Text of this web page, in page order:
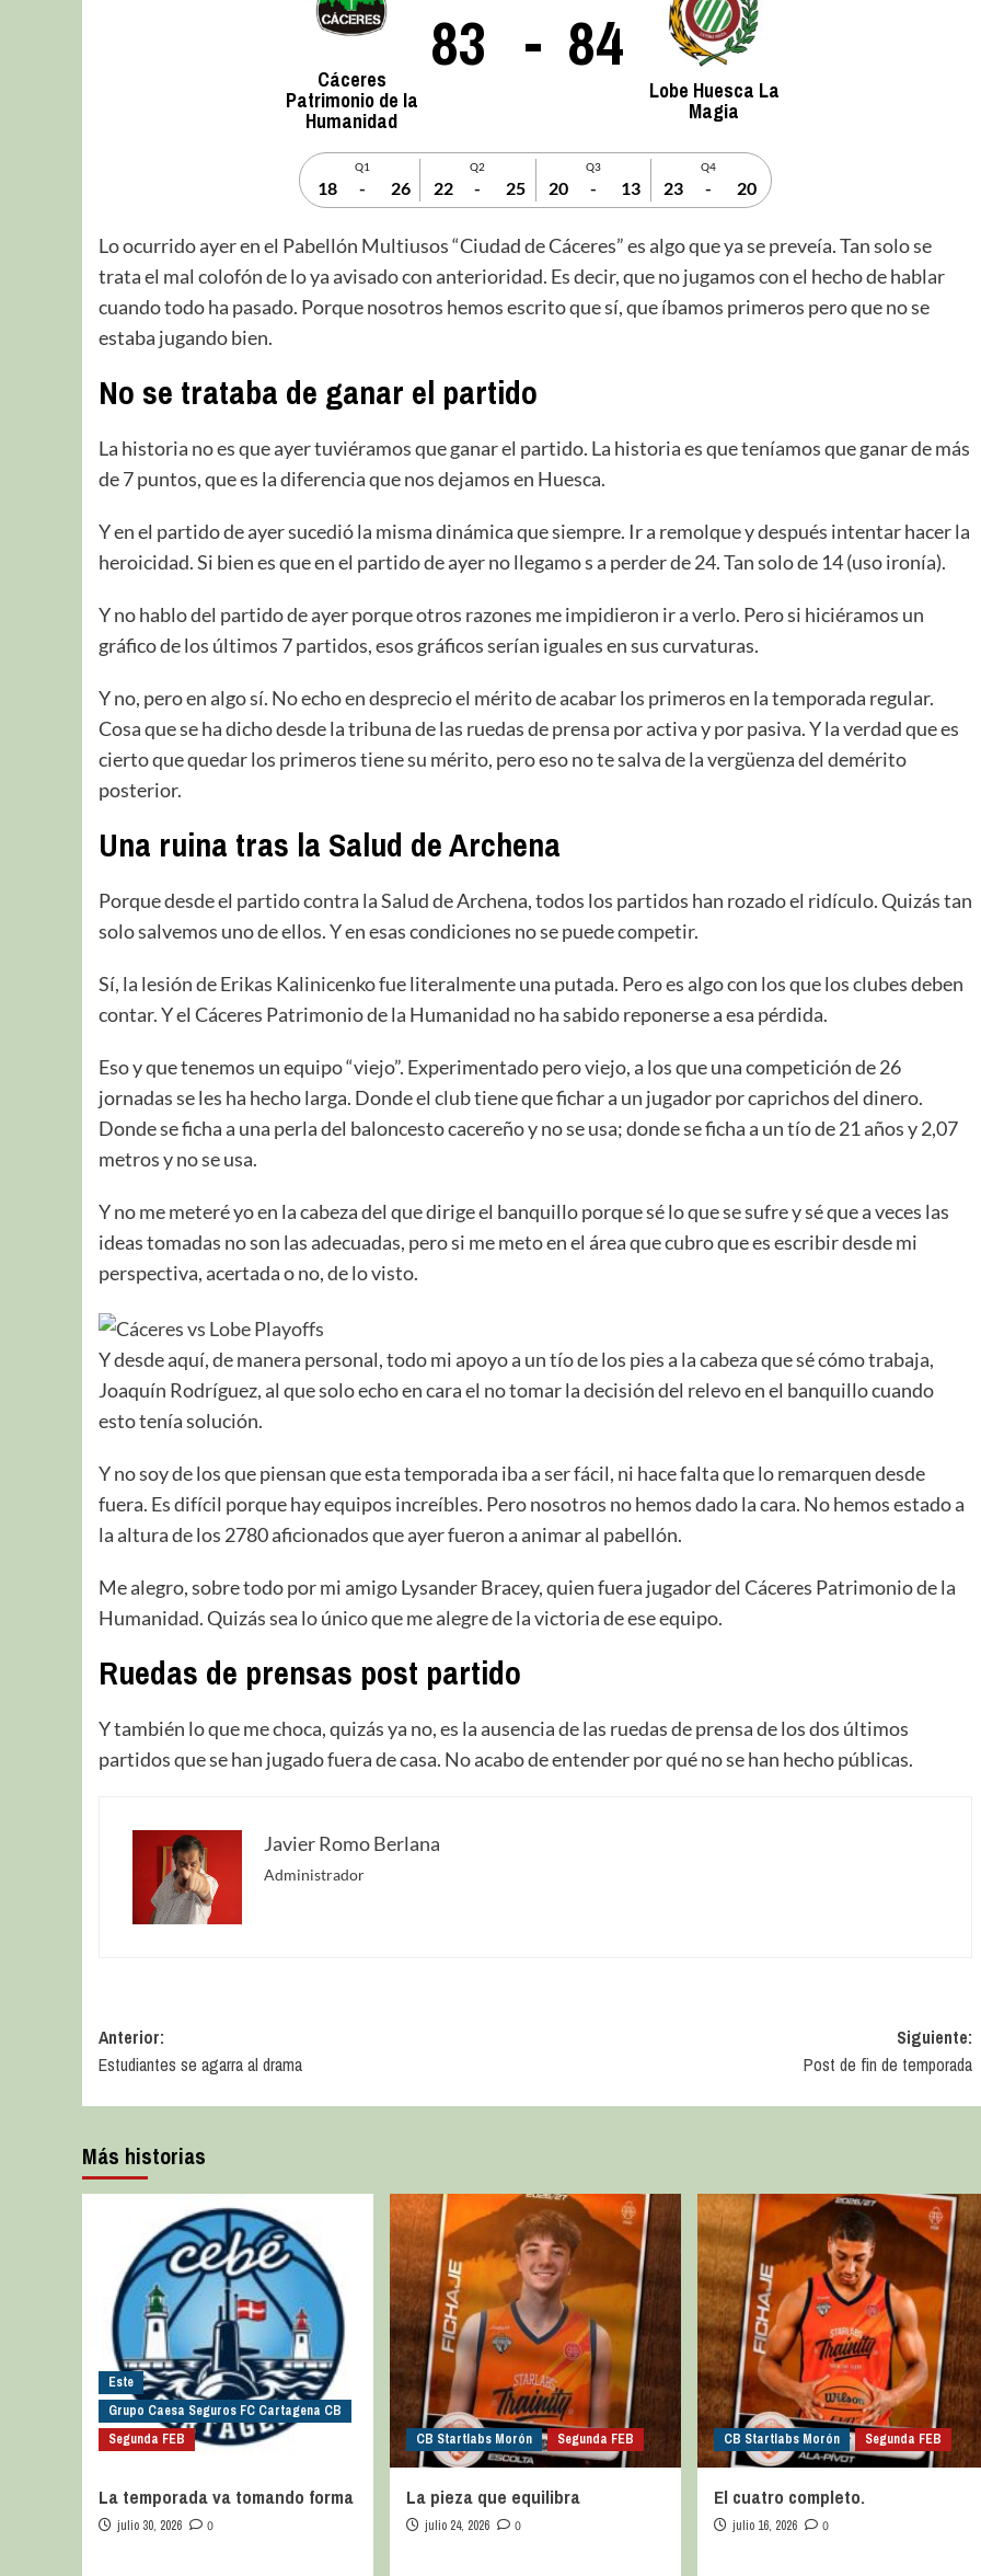
Cáceres
Patrimonio de la
Humanidad
83 - 84
Lobe Huesca La
Magia
Q1
18 - 26
Q2
22 - 25
Q3
20 - 13
Q4
23 - 20
Lo ocurrido ayer en el Pabellón Multiusos “Ciudad de Cáceres” es algo que ya se preveía. Tan solo se
trata el mal colofón de lo ya avisado con anterioridad. Es decir, que no jugamos con el hecho de hablar
cuando todo ha pasado. Porque nosotros hemos escrito que sí, que íbamos primeros pero que no se
estaba jugando bien.
No se trataba de ganar el partido
La historia no es que ayer tuviéramos que ganar el partido. La historia es que teníamos que ganar de más
de 7 puntos, que es la diferencia que nos dejamos en Huesca.
Y en el partido de ayer sucedió la misma dinámica que siempre. Ir a remolque y después intentar hacer la
heroicidad. Si bien es que en el partido de ayer no llegamo s a perder de 24. Tan solo de 14 (uso ironía).
Y no hablo del partido de ayer porque otros razones me impidieron ir a verlo. Pero si hiciéramos un
gráfico de los últimos 7 partidos, esos gráficos serían iguales en sus curvaturas.
Y no, pero en algo sí. No echo en desprecio el mérito de acabar los primeros en la temporada regular.
Cosa que se ha dicho desde la tribuna de las ruedas de prensa por activa y por pasiva. Y la verdad que es
cierto que quedar los primeros tiene su mérito, pero eso no te salva de la vergüenza del demérito
posterior.
Una ruina tras la Salud de Archena
Porque desde el partido contra la Salud de Archena, todos los partidos han rozado el ridículo. Quizás tan
solo salvemos uno de ellos. Y en esas condiciones no se puede competir.
Sí, la lesión de Erikas Kalinicenko fue literalmente una putada. Pero es algo con los que los clubes deben
contar. Y el Cáceres Patrimonio de la Humanidad no ha sabido reponerse a esa pérdida.
Eso y que tenemos un equipo “viejo”. Experimentado pero viejo, a los que una competición de 26
jornadas se les ha hecho larga. Donde el club tiene que fichar a un jugador por caprichos del dinero.
Donde se ficha a una perla del baloncesto cacereño y no se usa; donde se ficha a un tío de 21 años y 2,07
metros y no se usa.
Y no me meteré yo en la cabeza del que dirige el banquillo porque sé lo que se sufre y sé que a veces las
ideas tomadas no son las adecuadas, pero si me meto en el área que cubro que es escribir desde mi
perspectiva, acertada o no, de lo visto.
Y desde aquí, de manera personal, todo mi apoyo a un tío de los pies a la cabeza que sé cómo trabaja,
Joaquín Rodríguez, al que solo echo en cara el no tomar la decisión del relevo en el banquillo cuando
esto tenía solución.
Y no soy de los que piensan que esta temporada iba a ser fácil, ni hace falta que lo remarquen desde
fuera. Es difícil porque hay equipos increíbles. Pero nosotros no hemos dado la cara. No hemos estado a
la altura de los 2780 aficionados que ayer fueron a animar al pabellón.
Me alegro, sobre todo por mi amigo Lysander Bracey, quien fuera jugador del Cáceres Patrimonio de la
Humanidad. Quizás sea lo único que me alegre de la victoria de ese equipo.
Ruedas de prensas post partido
Y también lo que me choca, quizás ya no, es la ausencia de las ruedas de prensa de los dos últimos
partidos que se han jugado fuera de casa. No acabo de entender por qué no se han hecho públicas.
Javier Romo Berlana
Administrador
Anterior:
Estudiantes se agarra al drama
Siguiente:
Post de fin de temporada
Más historias
Este
Grupo Caesa Seguros FC Cartagena CB
Segunda FEB
La temporada va tomando forma
julio 30, 2026 0
CB Startlabs Morón Segunda FEB
La pieza que equilibra
julio 24, 2026 0
CB Startlabs Morón Segunda FEB
El cuatro completo.
julio 16, 2026 0